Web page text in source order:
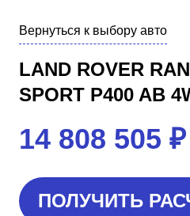
Вернуться к выбору авто
LAND ROVER
SPORT P400 AB
14 808 505 ₽
ПОЛУЧИТЬ